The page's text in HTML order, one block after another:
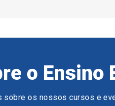
o Ensino
sobre os nossos cursos e